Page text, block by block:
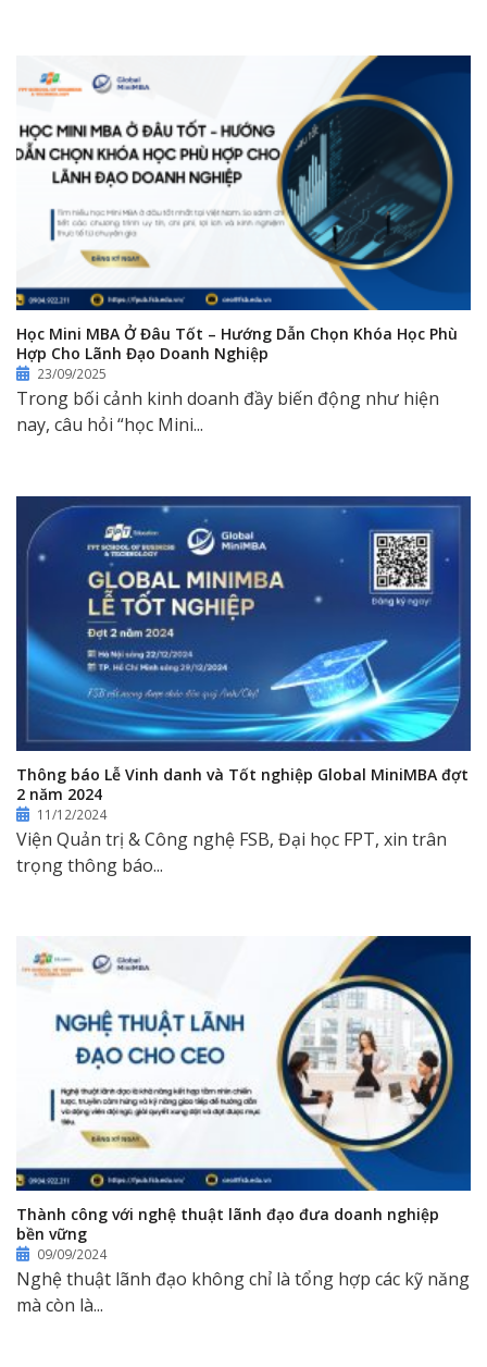
Học Mini MBA Ở Đâu Tốt – Hướng Dẫn Chọn Khóa Học Phù
Hợp Cho Lãnh Đạo Doanh Nghiệp
23/09/2025
Trong bối cảnh kinh doanh đầy biến động như hiện
nay, câu hỏi “học Mini...
Thông báo Lễ Vinh danh và Tốt nghiệp Global MiniMBA đợt
2 năm 2024
11/12/2024
Viện Quản trị & Công nghệ FSB, Đại học FPT, xin trân
trọng thông báo...
Thành công với nghệ thuật lãnh đạo đưa doanh nghiệp
bền vững
09/09/2024
Nghệ thuật lãnh đạo không chỉ là tổng hợp các kỹ năng
mà còn là...